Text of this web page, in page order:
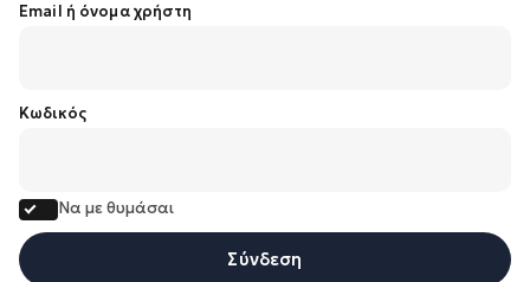
Email ή όνομα χρήστη
Κωδικός
Να με θυμάσαι
Σύνδεση